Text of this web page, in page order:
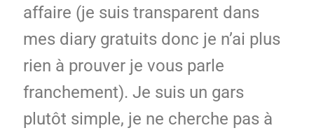
affaire (je suis transparent dans
mes diary gratuits donc je n’ai plus
rien à prouver je vous parle
franchement). Je suis un gars
plutôt simple, je ne cherche pas à